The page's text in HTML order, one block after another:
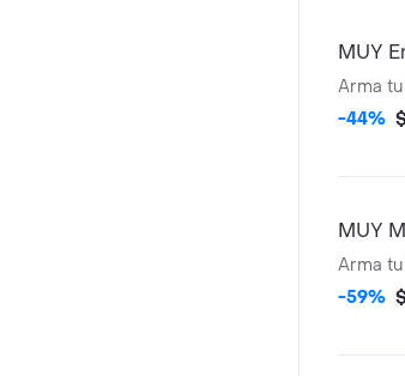
MUY
Arma
-44%
MUY
Arma
-59%